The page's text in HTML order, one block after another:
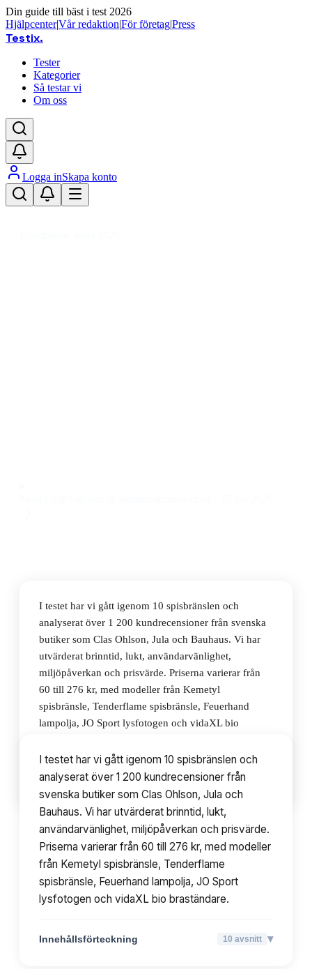
Din guide till bäst i test 2026
Hjälpcenter|Vår redaktion|För företag|Press
Testix.
Tester
Kategorier
Så testar vi
Om oss
Logga inSkapa konto
I testet har vi gått igenom 10 spisbränslen och
analyserat över 1 200 kundrecensioner från svenska
butiker som Clas Ohlson, Jula och Bauhaus. Vi har
utvärderat brinntid, lukt, användarvänlighet,
miljöpåverkan och prisvärde. Priserna varierar från
60 till 276 kr, med modeller från Kemetyl
spisbränsle, Tenderflame spisbränsle, Feuerhand
lampolja, JO Sport lysfotogen och vidaXL bio
Innehållsförteckning 10avsnitt
I testet har vi gått igenom 10 spisbränslen och
analyserat över 1 200 kundrecensioner från
svenska butiker som Clas Ohlson, Jula och
Bauhaus. Vi har utvärderat brinntid, lukt,
användarvänlighet, miljöpåverkan och prisvärde.
Priserna varierar från 60 till 276 kr, med modeller
från Kemetyl spisbränsle, Tenderflame
spisbränsle, Feuerhand lampolja, JO Sport
lysfotogen och vidaXL bio braständare.
Innehållsförteckning 10 avsnitt ▾